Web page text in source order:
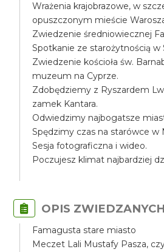
Wrażenia krajobrazowe, w
opuszczonym mieście
Zwiedzenie średniowiecznej
Spotkanie ze starożytnością w
Zwiedzenie kościoła św.
muzeum na Cyprze.
Zdobędziemy z Ryszardem
zamek Kantara.
Odwiedzimy najbogatsze
Spędzimy czas na starówce w
Sesja fotograficzna i wideo.
Poczujesz klimat najbardziej
OPIS
Famagusta stare miasto
Meczet Lali Mustafy Pasza,